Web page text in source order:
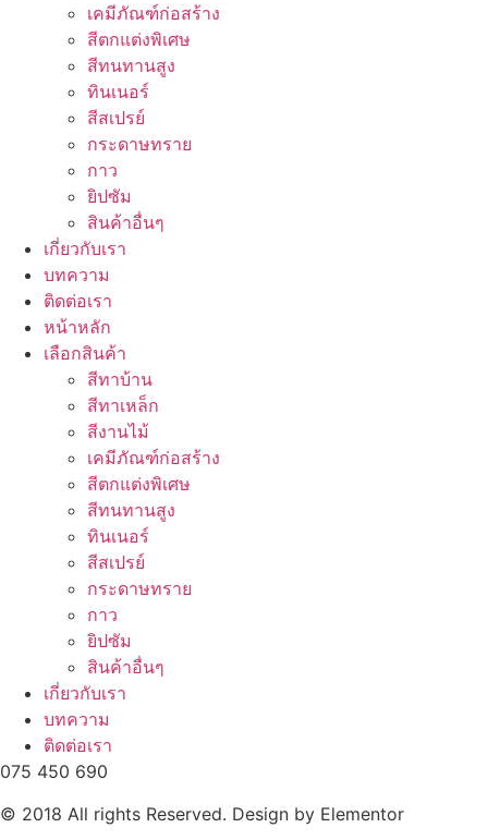
เคมีภัณฑ์ก่อสร้าง
สีตกแต่งพิเศษ
สีทนทานสูง
ทินเนอร์
สีสเปรย์
กระดาษทราย
กาว
ยิปซัม
สินค้าอื่นๆ
เกี่ยวกับเรา
บทความ
ติดต่อเรา
หน้าหลัก
เลือกสินค้า
สีทาบ้าน
สีทาเหล็ก
สีงานไม้
เคมีภัณฑ์ก่อสร้าง
สีตกแต่งพิเศษ
สีทนทานสูง
ทินเนอร์
สีสเปรย์
กระดาษทราย
กาว
ยิปซัม
สินค้าอื่นๆ
เกี่ยวกับเรา
บทความ
ติดต่อเรา
075 450 690
© 2018 All rights Reserved. Design by Elementor